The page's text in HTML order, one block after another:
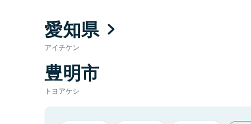
愛知県
アイチケン
豊明市
トヨアケシ